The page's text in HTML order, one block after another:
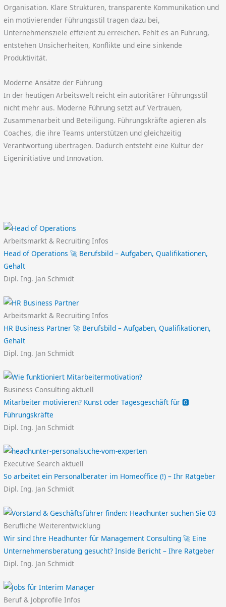
Organisation. Klare Strukturen, transparente Kommunikation und
ein motivierender Führungsstil tragen dazu bei,
Unternehmensziele effizient zu erreichen. Fehlt es an Führung,
entstehen Unsicherheiten, Konflikte und eine sinkende
Produktivität.
Moderne Ansätze der Führung
In der heutigen Arbeitswelt reicht ein autoritärer Führungsstil
nicht mehr aus. Moderne Führung setzt auf Vertrauen,
Zusammenarbeit und Beteiligung. Führungskräfte agieren als
Coaches, die ihre Teams unterstützen und gleichzeitig
Verantwortung übertragen. Dadurch entsteht eine Kultur der
Eigeninitiative und Innovation.
Arbeitsmarkt & Recruiting Infos
Head of Operations 🚀 Berufsbild – Aufgaben, Qualifikationen,
Gehalt
Dipl. Ing. Jan Schmidt
Arbeitsmarkt & Recruiting Infos
HR Business Partner 🚀 Berufsbild – Aufgaben, Qualifikationen,
Gehalt
Dipl. Ing. Jan Schmidt
Business Consulting aktuell
Mitarbeiter motivieren? Kunst oder Tagesgeschäft für 🅾️
Führungskräfte
Dipl. Ing. Jan Schmidt
Executive Search aktuell
So arbeitet ein Personalberater im Homeoffice (!) – Ihr Ratgeber
Dipl. Ing. Jan Schmidt
Berufliche Weiterentwicklung
Wir sind Ihre Headhunter für Management Consulting 🚀 Eine
Unternehmensberatung gesucht? Inside Bericht – Ihre Ratgeber
Dipl. Ing. Jan Schmidt
Beruf & Jobprofile Infos